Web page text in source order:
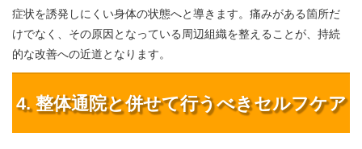
症状を誘発しにくい身体の状態へと導きます。痛みがある箇所だ
けでなく、その原因となっている周辺組織を整えることが、持続
的な改善への近道となります。
4. 整体通院と併せて行うべきセルフケア